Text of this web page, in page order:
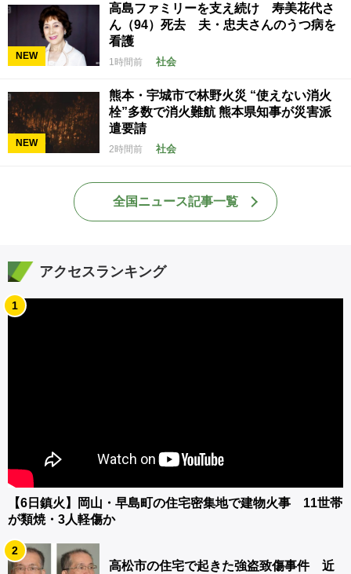
NEW
高島ファミリーを支え続け 寿美花代さ
ん（94）死去 夫・忠夫さんのうつ病を
看護
1時間前 社会
NEW
熊本・宇城市で林野火災 “使えない消火
栓”多数で消火難航 熊本県知事が災害派
遣要請
2時間前 社会
全国ニュース記事一覧
アクセスランキング
1
【6日鎮火】岡山・早島町の住宅密集地で建物火事 11世帯
が類焼・3人軽傷か
2
高松市の住宅で起きた強盗致傷事件 近